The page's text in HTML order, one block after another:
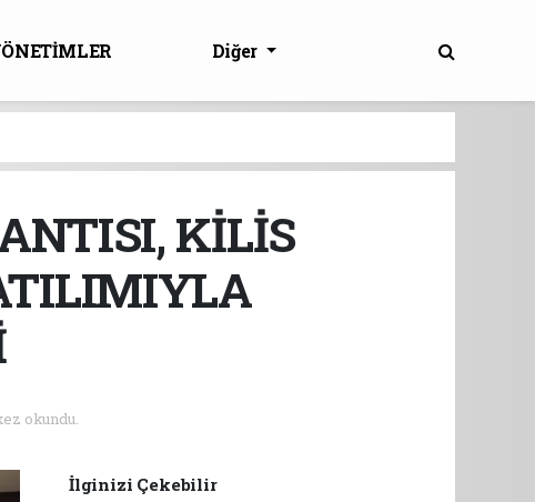
Diğer
KİLİS
okundu.
İlginizi Çekebilir